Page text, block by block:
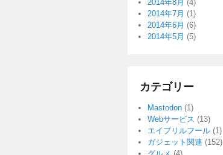
2014年8月 (4)
2014年7月 (1)
2014年6月 (6)
2014年5月 (5)
カテゴリー
Mastodon (1)
Webサービス (13)
エイプリルフール (1)
ガジェット関連 (152)